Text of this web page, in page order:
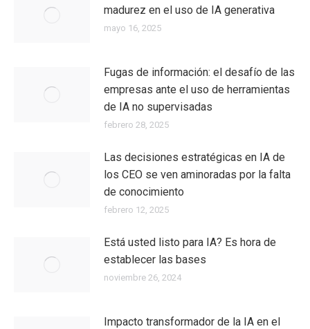
madurez en el uso de IA generativa
mayo 16, 2025
Fugas de información: el desafío de las
empresas ante el uso de herramientas
de IA no supervisadas
febrero 28, 2025
Las decisiones estratégicas en IA de
los CEO se ven aminoradas por la falta
de conocimiento
febrero 12, 2025
Está usted listo para IA? Es hora de
establecer las bases
noviembre 26, 2024
Impacto transformador de la IA en el